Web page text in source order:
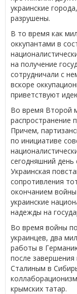
украинские
разрушены.
В то время как
оккупантами в
на получение
сотрудничали с
вскоре
приветствуют
Во время Второй
распространение
Причем,
по инициативе
сегодняшний
Украинская
сопротивления
окончанием
украинские
надежды на
Во время войны
украинцев, два
работы в
после
Сталиным в
крымских татар.